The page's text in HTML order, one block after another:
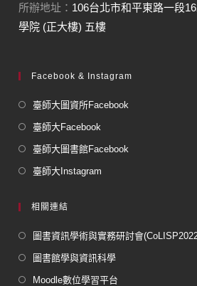
所辦地址： 106台北市和平東路一段
學院 (正大樓) 五樓
Facebook & Instagram
臺師大圖資所Facebook
臺師大Facebook
臺師大圖書館Facebook
臺師大Instagram
相關連結
圖書資訊學術與實務研討會
圖書館學與資訊科學
Moodle數位學習平台